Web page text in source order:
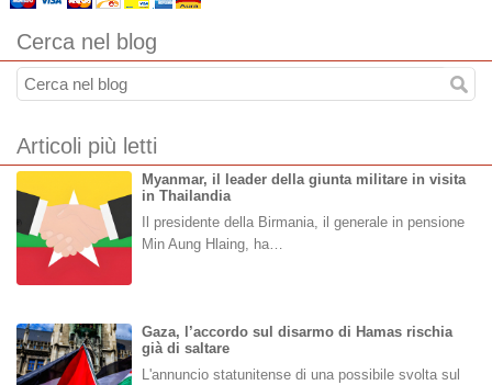
Cerca nel blog
Articoli più letti
Myanmar, il leader della giunta militare in visita
in Thailandia
Il presidente della Birmania, il generale in pensione
Min Aung Hlaing, ha…
Gaza, l’accordo sul disarmo di Hamas rischia
già di saltare
L'annuncio statunitense di una possibile svolta sul